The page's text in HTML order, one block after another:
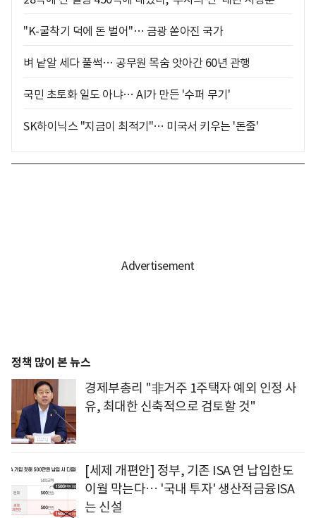
"K-굴착기 덕에 돈 벌어"… 금광 쏟아진 국가
벼 낱알 세다 풀썩… 공무원 목숨 앗아간 60년 관행
국민 초토화 일도 아냐… AI가 만든 '수퍼 무기'
SK하이닉스 "지금이 최적기"… 미국서 키우는 '돈줄'
정책 많이 본 뉴스
경제부총리 "非거주 1주택자 예외 인정 사
유, 최대한 신축적으로 검토할 것"
[세제 개편안] 정부, 기존 ISA 연 납입한도
이월 막는다… '국내 투자' 생산적금융ISA
는 신설